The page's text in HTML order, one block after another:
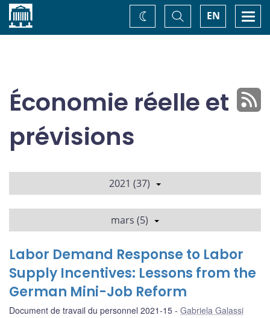
Accueil EN
Basculer
la
recherche
Changez
de
Économie réelle et
prévisions
2021 (37)
mars (5)
Labor Demand Response to Labor
Supply Incentives: Lessons from the
German Mini-Job Reform
Document de travail du personnel 2021-15 Gabriela Galassi